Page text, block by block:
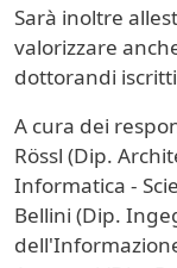
Sarà inoltre
valorizzare
dottorandi iscritti
A cura dei
Rössl (Dip.
Informatica -
Bellini (Dip.